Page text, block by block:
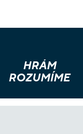
HRÁM
ROZUMÍME